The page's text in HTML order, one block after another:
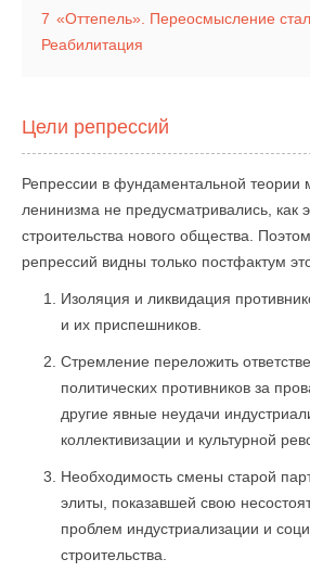
7 «Оттепель». Переосмысление
Реабилитация
Цели репрессий
Репрессии в фундаментальной теории
ленинизма не предусматривались, как
строительства нового общества.
репрессий видны только постфактум
Изоляция и ликвидация
и их приспешников.
Стремление переложить
политических противников за
другие явные неудачи
коллективизации и культурной
Необходимость смены старой
элиты, показавшей свою
проблем индустриализации и
строительства.